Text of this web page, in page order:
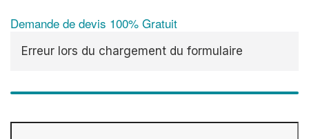
Demande de devis 100% Gratuit
Erreur lors du chargement du formulaire